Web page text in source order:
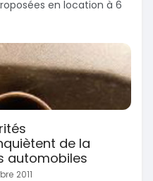
en location à 6
de la
automobiles
2011